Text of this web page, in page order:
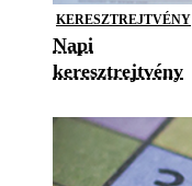
KERESZTREJTVÉNY
Napi
keresztrejtvény